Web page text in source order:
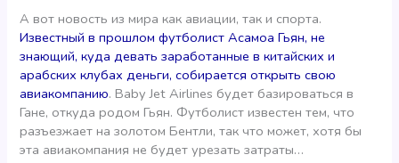
А вот новость из мира как авиации, так и спорта.
Известный в прошлом футболист Асамоа Гьян, не
знающий, куда девать заработанные в китайских и
арабских клубах деньги, собирается открыть свою
авиакомпанию. Baby Jet Airlines будет базироваться в
Гане, откуда родом Гьян. Футболист известен тем, что
разъезжает на золотом Бентли, так что может, хотя бы
эта авиакомпания не будет урезать затраты…